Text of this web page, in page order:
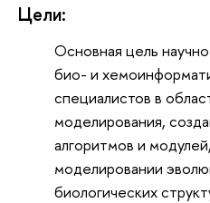
Цели:
Основная цель
био- и
специалистов в
моделирования,
алгоритмов и
моделировании
биологических